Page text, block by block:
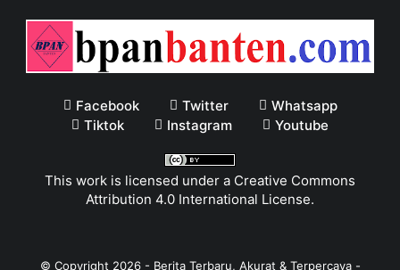
Facebook Twitter
Whatsapp
Tiktok
Instagram Youtube
This work is licensed under a Creative Commons
Attribution 4.0 International License.
© Copyright 2026- Berita Terbaru, Akurat & Terpercaya -